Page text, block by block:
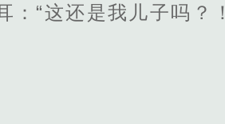
“这还是我儿子吗？！